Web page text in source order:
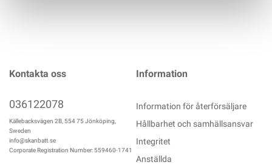
Kontakta oss
036122078
Källebacksvägen 2B, 554 75 Jönköping,
Sweden
info@skanbatt.se
Corporate Registration Number: 559460-1741
Information
Information för återförsäljare
Hållbarhet och samhällsansvar
Integritet
Anställda